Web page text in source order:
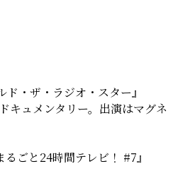
・ザ・ラジオ・スター』
キュメンタリー。出演はマグネ
ごと24時間テレビ！ #7』